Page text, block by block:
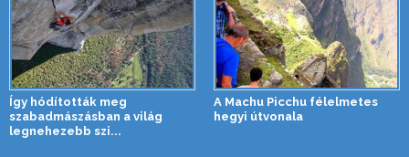
Így hódították meg
szabadmászásban a világ
legnehezebb szi...
A Machu Picchu félelmetes
hegyi útvonala